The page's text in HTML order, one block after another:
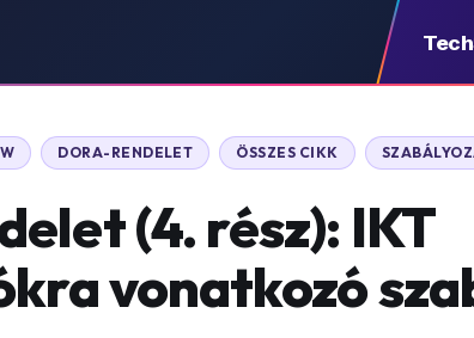
DORA-RENDELET ÖSSZES CIKK
(4. rész): IKT
vonatkozó